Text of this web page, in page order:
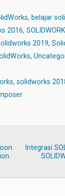
, belajar
2016,
2019,
,
, solidworks
Integrasi